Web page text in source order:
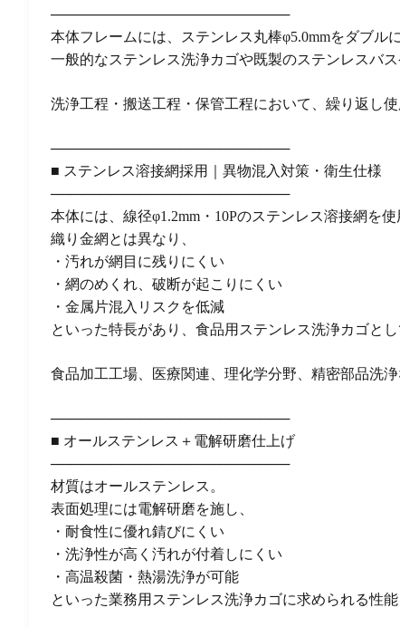
────────────────────────
本体フレームには、ステンレス丸棒φ5.0mmをダブル
一般的なステンレス洗浄カゴや既製のステンレスバ
洗浄工程・搬送工程・保管工程において、繰り返し
────────────────────────
■ ステンレス溶接網採用｜異物混入対策・衛生仕様
────────────────────────
本体には、線径φ1.2mm・10Pのステンレス溶接網を使
織り金網とは異なり、
・汚れが網目に残りにくい
・網のめくれ、破断が起こりにくい
・金属片混入リスクを低減
といった特長があり、食品用ステンレス洗浄カゴと
食品加工工場、医療関連、理化学分野、精密部品洗
────────────────────────
■ オールステンレス＋電解研磨仕上げ
────────────────────────
材質はオールステンレス。
表面処理には電解研磨を施し、
・耐食性に優れ錆びにくい
・洗浄性が高く汚れが付着しにくい
・高温殺菌・熱湯洗浄が可能
といった業務用ステンレス洗浄カゴに求められる性能